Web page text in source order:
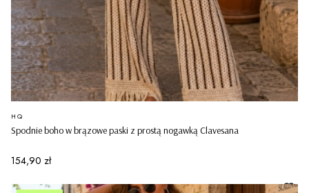
Spodnie boho w brązowe paski z prostą nogawką Clavesana
PRODUCENT
HQ
Cena
154,90 zł